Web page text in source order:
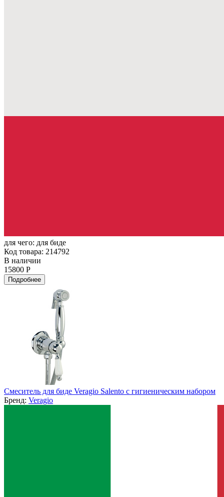
для чего: для биде
Код товара: 214792
В наличии
15800 Р
Подробнее
Смеситель для биде Veragio Salento с гигиеническим набором
Бренд: Veragio